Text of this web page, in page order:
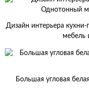
Дизайн интерьера
мебель
Большая угловая